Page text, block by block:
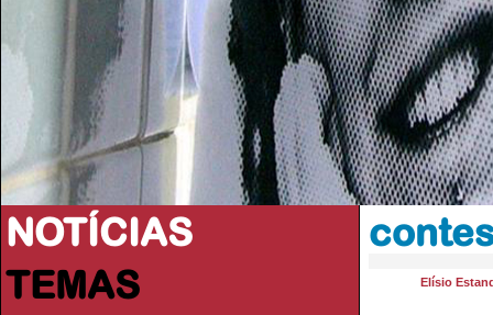
NOTÍCIAS
TEMAS
Elísio